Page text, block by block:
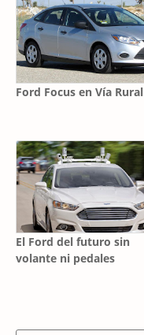
Ford Focus en Vía Rural
El Ford del futuro sin
volante ni pedales